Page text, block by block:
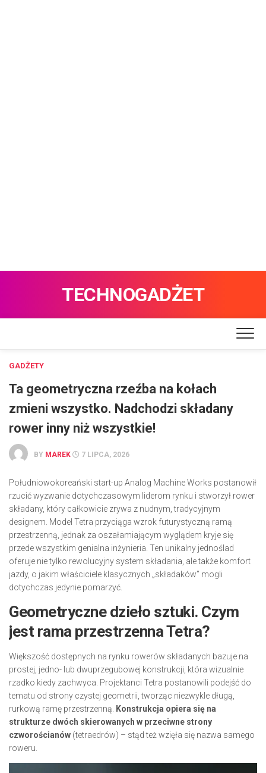
TECHNOGADŻET
GADŻETY
Ta geometryczna rzeźba na kołach
zmieni wszystko. Nadchodzi składany
rower inny niż wszystkie!
BY MAREK 7 LIPCA, 2026
Południowokoreański start-up Analog Machine Works postanowił
rzucić wyzwanie dotychczasowym liderom rynku i stworzył rower
składany, który całkowicie zrywa z nudnym, tradycyjnym
designem. Model Tetra przyciąga wzrok futurystyczną ramą
przestrzenną, jednak za oszałamiającym wyglądem kryje się
przede wszystkim genialna inżynieria. Ten unikalny jednoślad
oferuje nie tylko rewolucyjny system składania, ale także komfort
jazdy, o jakim właściciele klasycznych „składaków” mogli
dotychczas jedynie pomarzyć.
Geometryczne dzieło sztuki. Czym
jest rama przestrzenna Tetra?
Większość dostępnych na rynku rowerów składanych bazuje na
prostej, jedno- lub dwuprzegubowej konstrukcji, która wizualnie
rzadko kiedy zachwyca. Projektanci Tetra postanowili podejść do
tematu od strony czystej geometrii, tworząc niezwykle długą,
rurkową ramę przestrzenną.
Konstrukcja opiera się na
strukturze dwóch skierowanych w przeciwne strony
czworościanów (tetraedrów) – stąd też wzięła się nazwa samego
roweru.